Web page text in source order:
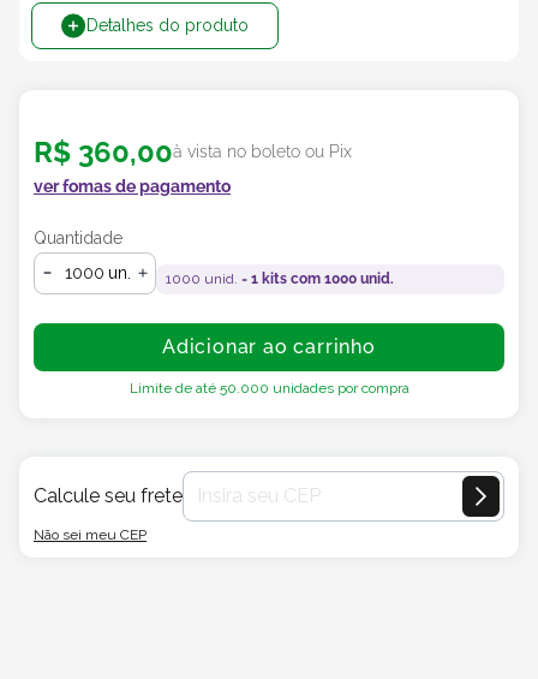
Detalhes do produto
R$ 360,00à vista no boleto ou Pix
ver fomas de pagamento
Quantidade
un.
1000 unid. = 1 kits com 1000 unid.
Adicionar ao carrinho
Limite de até 50.000 unidades por compra
Calcule seu frete
Não sei meu CEP